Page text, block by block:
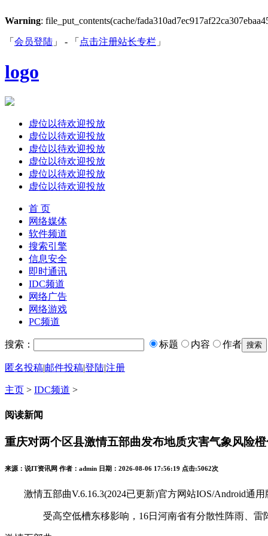
Warning: file_put_contents(cache/
「 会员登陆 」 - 「 点击注册站长专栏 」
logo
虚位以待欢迎投放
虚位以待欢迎投放
虚位以待欢迎投放
虚位以待欢迎投放
虚位以待欢迎投放
虚位以待欢迎投放
首 页
网络媒体
软件频道
搜索引擎
信息安全
即时通讯
IDC频道
网络广告
网络游戏
PC频道
搜索： 标题 内容 作者
匿名投稿|邮件投稿|登陆|注册
主页 > IDC频道 >
阅读新闻
重庆对两个区县激情五部曲发布地质灾害气象风险
来源：说IT资讯网 作者：admin 日期：2026-08-06 17:56:19 点击:5062次
激情五部曲V.6.16.3(2024已更新)官方网站IOS/Android通用
受高空低槽东移影响，16日河南省有分散性阵雨、雷阵